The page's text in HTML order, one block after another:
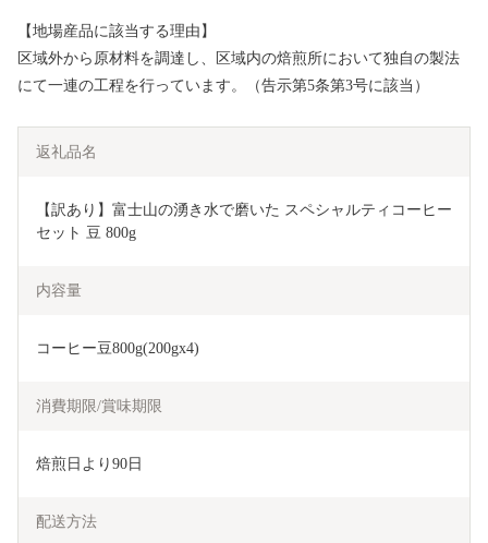
【地場産品に該当する理由】
区域外から原材料を調達し、区域内の焙煎所において独自の製法
にて一連の工程を行っています。（告示第5条第3号に該当）
返礼品名
【訳あり】富士山の湧き水で磨いた スペシャルティコーヒー
セット 豆 800g
内容量
コーヒー豆800g(200gx4)
消費期限/賞味期限
焙煎日より90日
配送方法